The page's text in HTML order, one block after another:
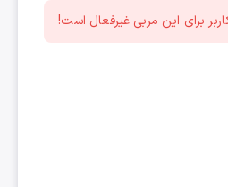
برای این مربی غیرفعال است!